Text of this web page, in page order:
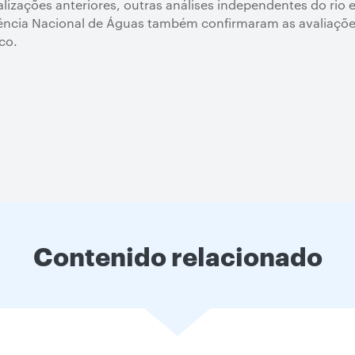
anteriores, outras análises independentes do rio
Nacional de Águas também confirmaram as
Contenido relacionado